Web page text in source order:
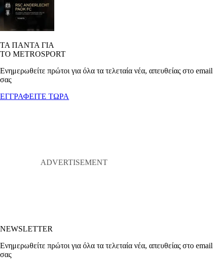
ΤΑ ΠΑΝΤΑ ΓΙΑ
ΤΟ METROSPORT
Ενημερωθείτε πρώτοι για όλα τα τελεταία νέα, απευθείας στο email
σας
ΕΓΓΡΑΦΕΙΤΕ ΤΩΡΑ
NEWSLETTER
Ενημερωθείτε πρώτοι για όλα τα τελεταία νέα, απευθείας στο email
σας